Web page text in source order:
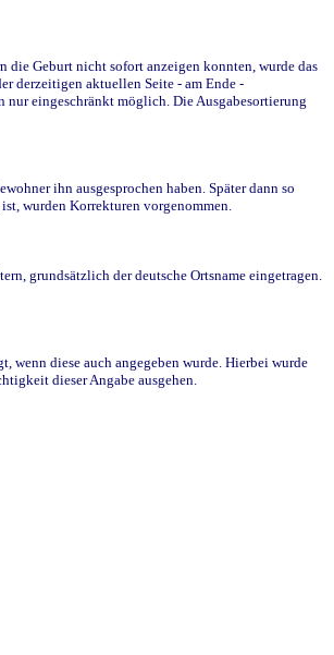
die Geburt nicht sofort anzeigen konnten, wurde das
derzeitigen aktuellen Seite - am Ende -
nur eingeschränkt möglich. Die Ausgabesortierung
ihn ausgesprochen haben. Später dann so
wurden Korrekturen vorgenommen.
grundsätzlich der deutsche Ortsname eingetragen.
wenn diese auch angegeben wurde. Hierbei wurde
dieser Angabe ausgehen.